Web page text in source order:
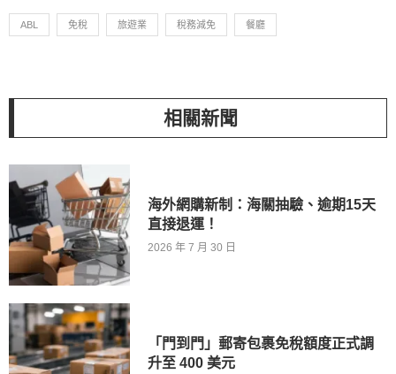
ABL 免稅 旅遊業 稅務減免 餐廳
相關新聞
海外網購新制：海關抽驗、逾期15天
直接退運！
2026 年 7 月 30 日
「門到門」郵寄包裹免稅額度正式調
升至 400 美元